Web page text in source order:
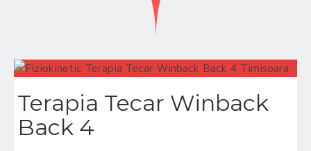
Terapia Tecar Winback
Back 4